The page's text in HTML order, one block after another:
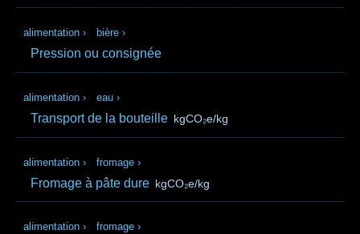
alimentation › bière ›
Pression ou consignée
alimentation › eau ›
Transport de la bouteille kgCO₂e/kg
alimentation › fromage ›
Fromage à pâte dure kgCO₂e/kg
alimentation › fromage ›